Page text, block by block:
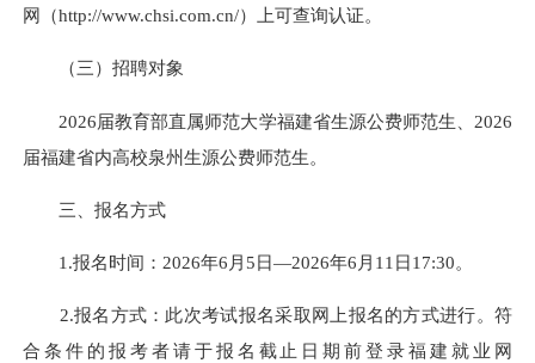
网（http://www.chsi.com.cn/）上可查询认证。
（三）招聘对象
2026届教育部直属师范大学福建省生源公费师范生、2026
届福建省内高校泉州生源公费师范生。
三、报名方式
1.报名时间：2026年6月5日—2026年6月11日17:30。
2.报名方式：此次考试报名采取网上报名的方式进行。符
合条件的报考者请于报名截止日期前登录福建就业网